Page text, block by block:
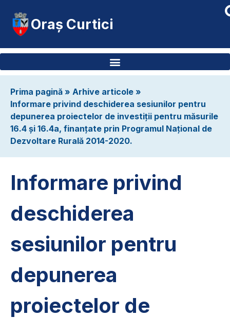
Oraș Curtici
Prima pagină » Arhive articole »
Informare privind deschiderea sesiunilor pentru
depunerea proiectelor de investiții pentru măsurile
16.4 și 16.4a, finanțate prin Programul Național de
Dezvoltare Rurală 2014-2020.
Informare privind
deschiderea
sesiunilor pentru
depunerea
proiectelor de